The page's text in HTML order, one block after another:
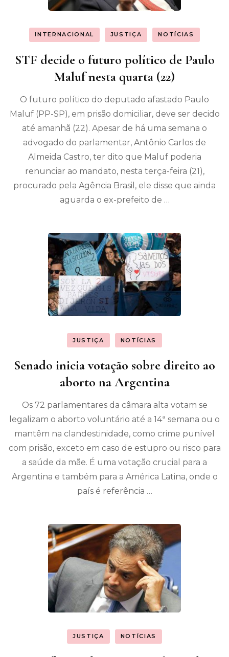
INTERNACIONAL JUSTIÇA NOTÍCIAS
STF decide o futuro político de Paulo
Maluf nesta quarta (22)
O futuro político do deputado afastado Paulo
Maluf (PP-SP), em prisão domiciliar, deve ser decido
até amanhã (22). Apesar de há uma semana o
advogado do parlamentar, Antônio Carlos de
Almeida Castro, ter dito que Maluf poderia
renunciar ao mandato, nesta terça-feira (21),
procurado pela Agência Brasil, ele disse que ainda
aguarda o ex-prefeito de …
JUSTIÇA NOTÍCIAS
Senado inicia votação sobre direito ao
aborto na Argentina
Os 72 parlamentares da câmara alta votam se
legalizam o aborto voluntário até a 14ª semana ou o
mantêm na clandestinidade, como crime punível
com prisão, exceto em caso de estupro ou risco para
a saúde da mãe. É uma votação crucial para a
Argentina e também para a América Latina, onde o
país é referência …
JUSTIÇA NOTÍCIAS